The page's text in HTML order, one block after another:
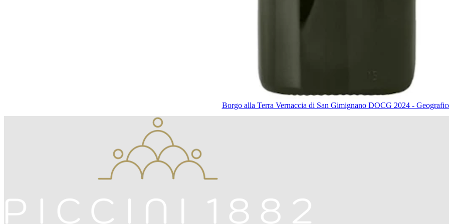
Borgo alla Terra Vernaccia di San Gimignano DOCG 2024 -